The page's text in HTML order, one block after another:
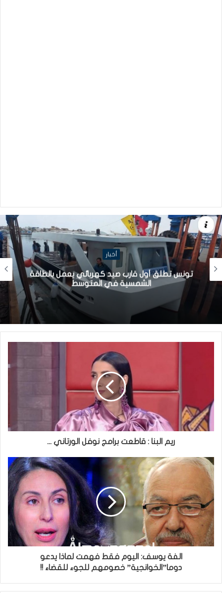
أخبار
تونس تطلق أول قارب صيد كهربائي يعمل بالطاقة
الشمسية في المتوسط
ريم البنا : قاطعت برامج نوفل الورتاني ...
الفة يوسف: اليوم فقط فهمت لماذا يدعو
دوما”الخوانجية” خصومهم للجوء للقضاء !!